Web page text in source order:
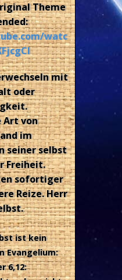
Theme
watc
mit
oder
Art von
im
seiner selbst
Freiheit.
sofortiger
Reize. Herr
ist kein
Evangelium:
6,12: